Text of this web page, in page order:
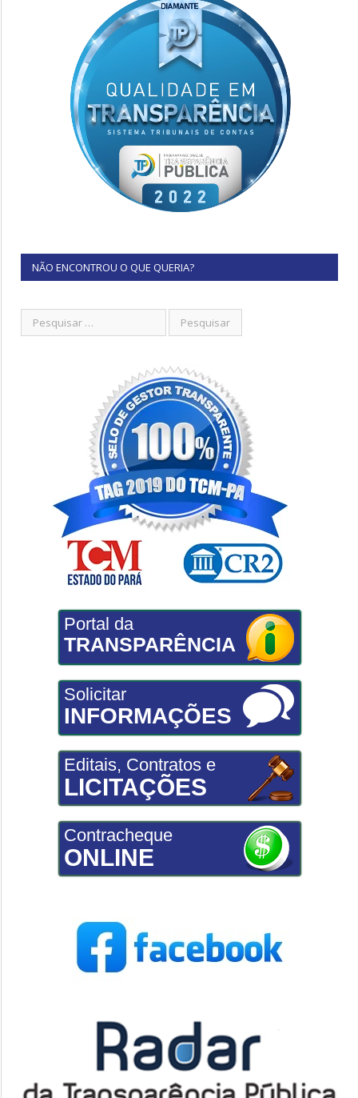
NÃO ENCONTROU O QUE QUERIA?
Portal da
TRANSPARÊNCIA
Solicitar
INFORMAÇÕES
Editais, Contratos e
LICITAÇÕES
Contracheque
ONLINE